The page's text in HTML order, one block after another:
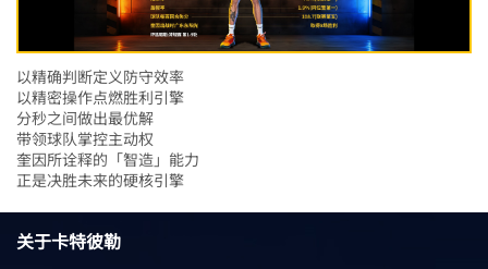
以精确判断定义防守效率
以精密操作点燃胜利引擎
分秒之间做出最优解
带领球队掌控主动权
奎因所诠释的「智造」能力
正是决胜未来的硬核引擎
关于卡特彼勒